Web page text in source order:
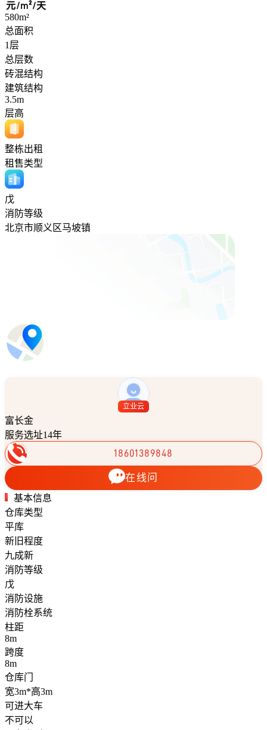
元/m²/天
580m²
总面积
1层
总层数
砖混结构
建筑结构
3.5m
层高
整栋出租
租售类型
戊
消防等级
北京市顺义区马坡镇
立业云
富长金
服务选址14年
18601389848
在线问
基本信息
仓库类型
平库
新旧程度
九成新
消防等级
戊
消防设施
消防栓系统
柱距
8m
跨度
8m
仓库门
宽3m*高3m
可进大车
不可以